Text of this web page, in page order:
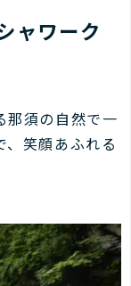
ャワーク
那須の自然で一
笑顔あふれる